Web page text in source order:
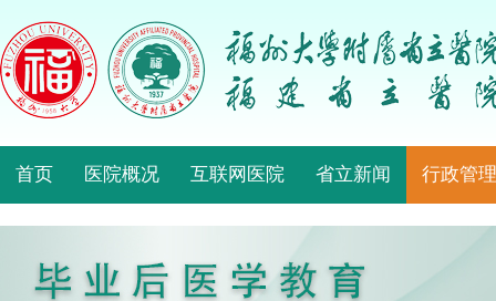
首页 医院概况 互联网医院 省立新闻 行政管理